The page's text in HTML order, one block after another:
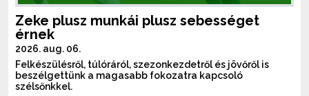
Zeke plusz munkái plusz sebességet
érnek
2026. aug. 06.
Felkészülésről, túlóráról, szezonkezdetről és jövőről is
beszélgettünk a magasabb fokozatra kapcsoló
szélsőnkkel.